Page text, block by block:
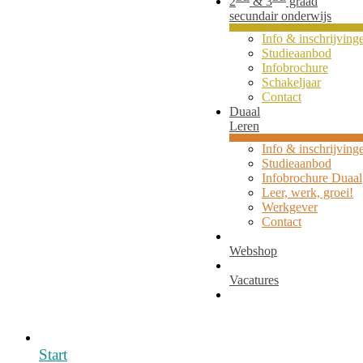
secundair onderwijs
Info &
Studieaanbod
Infobrochure
Schakeljaar
Contact
Duaal
Leren
Info &
Studieaanbod
Infobrochure Duaal
Leer, werk, groei!
Werkgever
Contact
Webshop
Vacatures
Start